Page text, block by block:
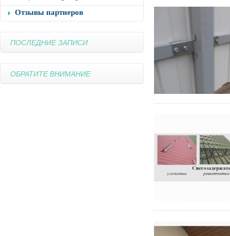
Отзывы партнеров
ПОСЛЕДНИЕ ЗАПИСИ
ОБРАТИТЕ ВНИМАНИЕ